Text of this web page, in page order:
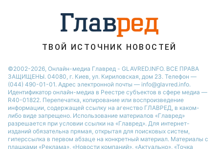
ТВОЙ ИСТОЧНИК НОВОСТЕЙ
©2002-2026, Онлайн-медиа Главред - GLAVRED.INFO. ВСЕ ПРАВА
ЗАЩИЩЕНЫ. 04080, г. Киев, ул. Кириловская, дом 23. Телефон —
(044) 490-01-01. Адрес электронной почты — info@glavred.info.
Идентификатор онлайн-медиа в Реестре cубъектов в сфере медиа —
R40-01822. Перепечатка, копирование или воспроизведение
информации, содержащей ссылку на агенство ГЛАВРЕД, в каком-
либо виде запрещено. Использование материалов «Главред»
разрешается при условии ссылки на «Главред». Для интернет-
изданий обязательна прямая, открытая для поисковых систем,
гиперссылка в первом абзаце на конкретный материал. Материалы с
плашками «Реклама», «Новости компаний», «Актуально», «Точка